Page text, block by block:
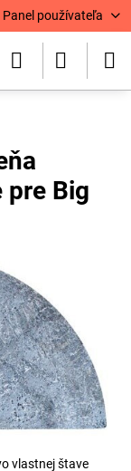
Panel používateľa
pre Big
vlastnej štave